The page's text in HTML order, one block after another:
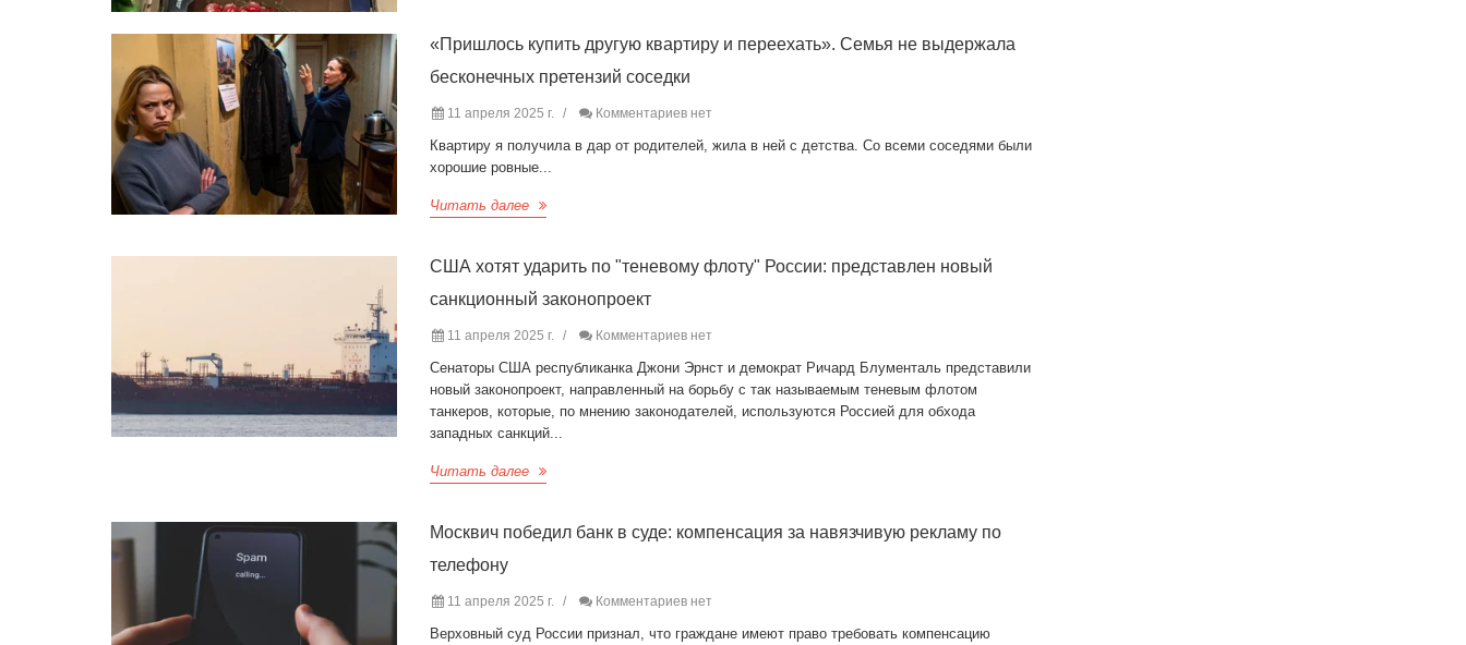
«Пришлось купить другую квартиру и переехать». Семья не выдержала
бесконечных претензий соседки
11 апреля 2025 г. Комментариев нет
Квартиру я получила в дар от родителей, жила в ней с детства. Со всеми соседями были
хорошие ровные...
Читать далее
США хотят ударить по "теневому флоту" России: представлен новый
санкционный законопроект
11 апреля 2025 г. Комментариев нет
Сенаторы США республиканка Джони Эрнст и демократ Ричард Блументаль представили
новый законопроект, направленный на борьбу с так называемым теневым флотом
танкеров, которые, по мнению законодателей, используются Россией для обхода
западных санкций...
Читать далее
Москвич победил банк в суде: компенсация за навязчивую рекламу по
телефону
11 апреля 2025 г. Комментариев нет
Верховный суд России признал, что граждане имеют право требовать компенсацию